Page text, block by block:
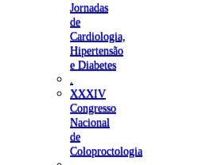
Jornadas
de
Cardiologia,
Hipertensão
e Diabetes
XXXIV
Congresso
Nacional
de
Coloproctologia